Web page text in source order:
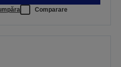
Comparare